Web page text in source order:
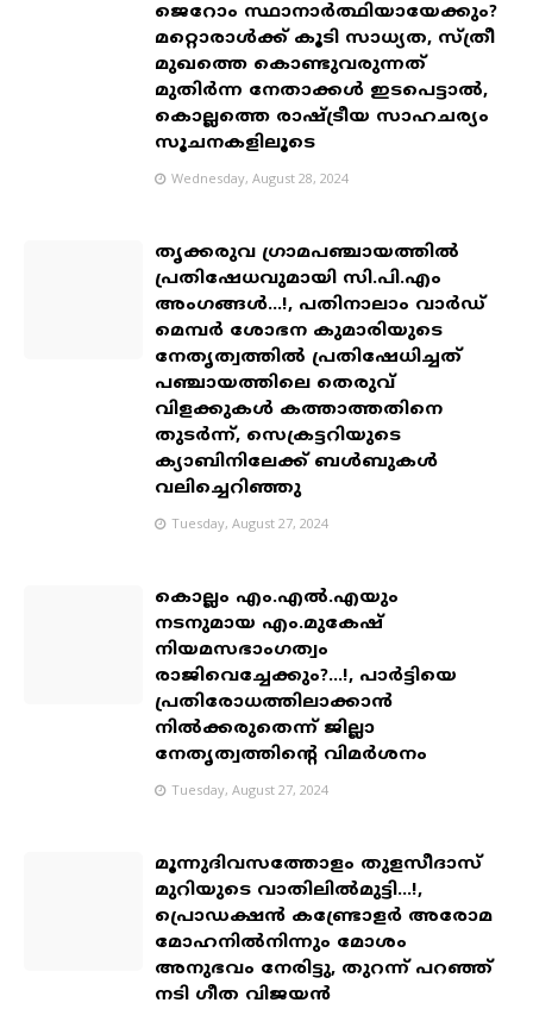
ജെറോം സ്ഥാനാർത്ഥിയായേക്കും?
മറ്റൊരാൾക്ക് കൂടി സാധ്യത, സ്ത്രീ
മുഖത്തെ കൊണ്ടുവരുന്നത്
മുതിർന്ന നേതാക്കൾ ഇടപെട്ടാൽ,
കൊല്ലത്തെ രാഷ്ട്രീയ സാഹചര്യം
സൂചനകളിലൂടെ
Wednesday, August 28, 2024
തൃക്കരുവ ഗ്രാമപഞ്ചായത്തിൽ
പ്രതിഷേധവുമായി സി.പി.എം
അംഗങ്ങൾ...!, പതിനാലാം വാർഡ്
മെമ്പർ ശോഭന കുമാരിയുടെ
നേതൃത്വത്തിൽ പ്രതിഷേധിച്ചത്
പഞ്ചായത്തിലെ തെരുവ്
വിളക്കുകൾ കത്താത്തതിനെ
തുടർന്ന്, സെക്രട്ടറിയുടെ
ക്യാബിനിലേക്ക് ബൾബുകൾ
വലിച്ചെറിഞ്ഞു
Tuesday, August 27, 2024
കൊല്ലം എം.എൽ.എയും
നടനുമായ എം.മുകേഷ്
നിയമസഭാംഗത്വം
രാജിവെച്ചേക്കും?...!, പാർട്ടിയെ
പ്രതിരോധത്തിലാക്കാൻ
നിൽക്കരുതെന്ന് ജില്ലാ
നേതൃത്വത്തിൻ്റെ വിമർശനം
Tuesday, August 27, 2024
മൂന്നുദിവസത്തോളം തുളസീദാസ്
മുറിയുടെ വാതിലിൽമുട്ടി...!,
പ്രൊഡക്ഷൻ കണ്ട്രോളർ അരോമ
മോഹനിൽനിന്നും മോശം
അനുഭവം നേരിട്ടു, തുറന്ന് പറഞ്ഞ്
നടി ഗീത വിജയൻ